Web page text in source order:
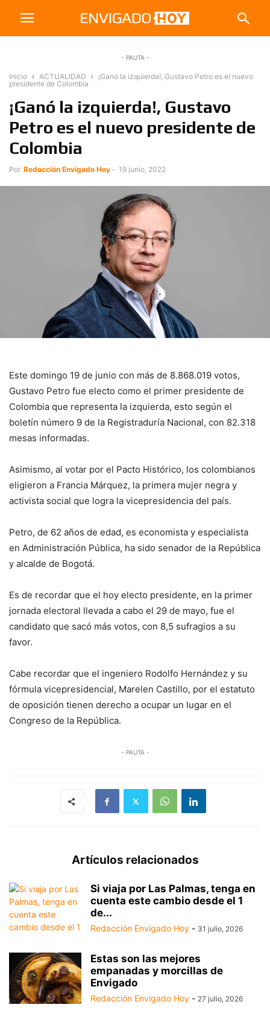
- PAUTA -
Inicio ACTUALIDAD
¡Ganó la izquierda!, Gustavo Petro es el nuevo
presidente de Colombia
¡Ganó la izquierda!, Gustavo
Petro es el nuevo presidente de
Colombia
Por Redacción Envigado Hoy - 19 junio, 2022
Este domingo 19 de junio con más de 8.868.019 votos,
Gustavo Petro fue electo como el primer presidente de
Colombia que representa la izquierda, esto según el
boletín número 9 de la Registraduría Nacional, con 82.318
mesas informadas.
Asimismo, al votar por el Pacto Histórico, los colombianos
eligieron a Francia Márquez, la primera mujer negra y
activista social que logra la vicepresidencia del país.
Petro, de 62 años de edad, es economista y especialista
en Administración Pública, ha sido senador de la República
y alcalde de Bogotá.
Es de recordar que el hoy electo presidente, en la primer
jornada electoral llevada a cabo el 29 de mayo, fue el
candidato que sacó más votos, con 8,5 sufragios a su
favor.
Cabe recordar que el ingeniero Rodolfo Hernández y su
fórmula vicepresidencial, Marelen Castillo, por el estatuto
de oposición tienen derecho a ocupar un lugar en el
Congreso de la República.
- PAUTA -
Artículos relacionados
Si viaja por Las Palmas, tenga en
cuenta este cambio desde el 1
de...
Redacción Envigado Hoy - 31 julio, 2026
Estas son las mejores
empanadas y morcillas de
Envigado
Redacción Envigado Hoy - 27 julio, 2026